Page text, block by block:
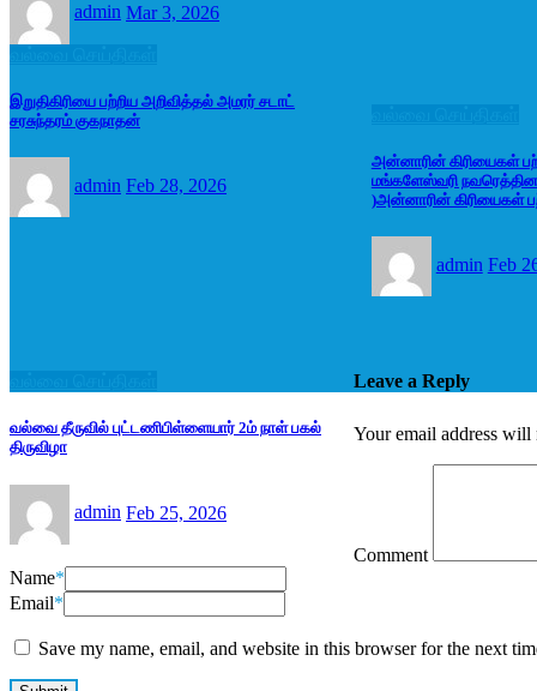
admin Mar 3, 2026
இறுதிகிரியை பற்றிய அறிவித்தல் அமரர் சடாட்
சரசுந்தரம் குகநாதன்
admin Feb 28, 2026
அன்னாரின் கிரியைகள்
மங்களேஸ்வரி
)அன்னாரின் கிரியைகள்
admin Feb
வல்வை தீருவில் புட்டணிபிள்ளையார் 2ம் நாள் பகல்
திருவிழா
admin Feb 25, 2026
Leave a Reply
Your email address will
Comment
Name*
Email*
Save my name, email, and website in this browser for the next